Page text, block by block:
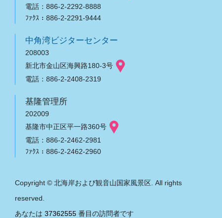
電話：886-2-2292-8888
ﾌｧｸｽ：886-2-2291-9444
中角湾ビジターセンター
208003
新北市金山区海興路180-3号
電話：886-2-2408-2319
基隆管理所
202009
基隆市中正区平一路360号
電話：886-2-2462-2981
ﾌｧｸｽ：886-2-2462-2960
Copyright © 北海岸および観音山国家風景区. All rights
reserved.
あなたは 37362555 番目の訪問者です